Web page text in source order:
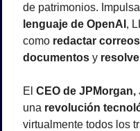
de patrimonios.
lenguaje de OpenAI ,
como redactar
documentos y
El CEO de JPMorgan,
una revolución
virtualmente todos los